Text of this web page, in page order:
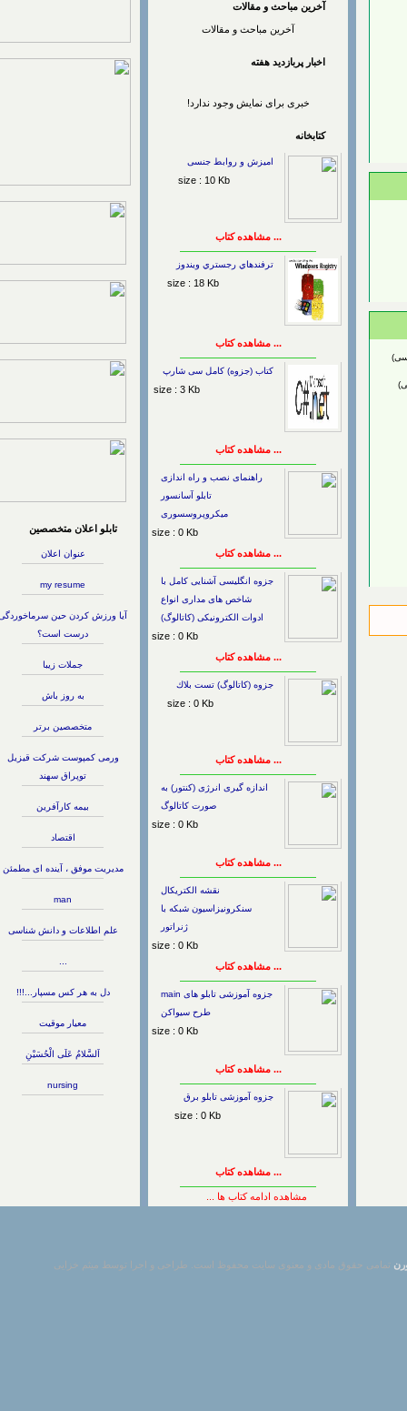
آخرین مباحث و مقالات
آخرین مباحث و مقالات
اخبار پربازديد هفته
خبری برای نمایش وجود ندارد!
کتابخانه
امیزش و روابط جنسی
... مشاهده کتاب
ترفندهاي رجستري ويندوز
... مشاهده کتاب
کتاب (جزوه) کامل سی شارپ
... مشاهده کتاب
راهنمای نصب و راه اندازی
تابلو آسانسور
میکروپروسسوری
... مشاهده کتاب
جزوه انگلیسی آشنایی کامل با
شاخص های مداری انواع
ادوات الکترونیکی (کاتالوگ)
... مشاهده کتاب
جزوه (کاتالوگ) تست بلاك
... مشاهده کتاب
اندازه گیری انرژی (کنتور) به
صورت کاتالوگ
... مشاهده کتاب
نقشه الکتریکال
سنکرونیزاسیون شبکه با
ژنراتور
... مشاهده کتاب
جزوه آموزشی تابلو های main
طرح سیواکن
... مشاهده کتاب
جزوه آموزشی تابلو برق
... مشاهده کتاب
مشاهده ادامه کتاب ها ...
تابلو اعلان متخصصین
عنوان اعلان
my resume
آیا ورزش كردن حین سرماخوردگی
درست است؟
جملات زیبا
به روز باش
متخصصین برتر
ورمی کمپوست شرکت قیزیل
توپراق سهند
بیمه کارآفرین
اقتصاد
مدیریت موفق ، آینده ای مطمئن
man
علم اطلاعات و دانش شناسی
دل به هر کس مسپار...!!!
معیار موقیت
اَلسَّلامُ عَلَى الْحُسَيْنِ
nursing
حقوق مادی و معنوی سایت محفوظ است. طراحی و اجرا توسط میثم خزایی